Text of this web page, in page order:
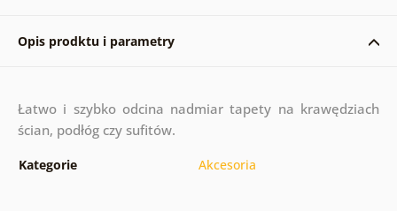
Opis prodktu i parametry
Łatwo i szybko odcina nadmiar tapety na krawędziach
ścian, podłóg czy sufitów.
Kategorie Akcesoria